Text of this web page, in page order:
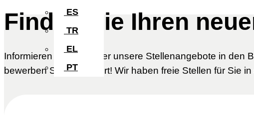
ES
TR
EL
PT
Finden Sie Ihren
Informieren Sie sich über unsere Stellenangebote in den
bewerben Sie sich sofort! Wir haben freie Stellen für Sie